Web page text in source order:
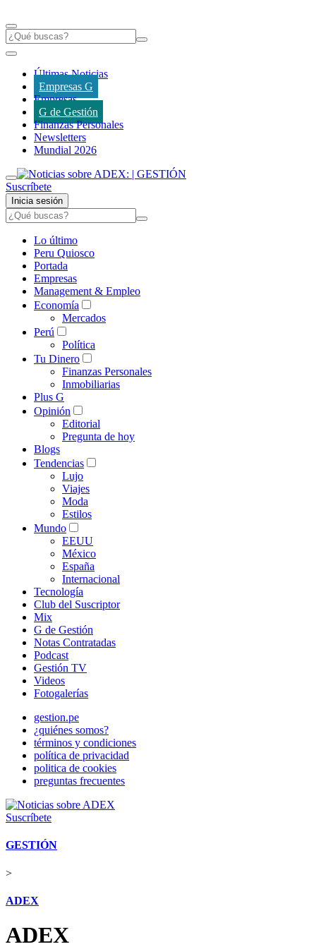
Últimas Noticias
Empresas G
Empresas
G de Gestión
Finanzas Personales
Newsletters
Mundial 2026
Suscríbete
Inicia sesión
Lo último
Peru Quiosco
Portada
Empresas
Management & Empleo
Economía
Mercados
Perú
Política
Tu Dinero
Finanzas Personales
Inmobiliarias
Plus G
Opinión
Editorial
Pregunta de hoy
Blogs
Tendencias
Lujo
Viajes
Moda
Estilos
Mundo
EEUU
México
España
Internacional
Tecnología
Club del Suscriptor
Mix
G de Gestión
Notas Contratadas
Podcast
Gestión TV
Videos
Fotogalerías
gestion.pe
¿quiénes somos?
términos y condiciones
política de privacidad
politica de cookies
preguntas frecuentes
Suscríbete
GESTIÓN
>
ADEX
ADEX